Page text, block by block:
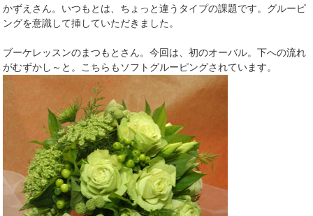
かずえさん。いつもとは、ちょっと違うタイプの課題です。グルーピ
ングを意識して挿していただきました。
ブーケレッスンのまつもとさん。今回は、初のオーバル。下への流れ
がむずかし～と。こちらもソフトグルーピングされています。